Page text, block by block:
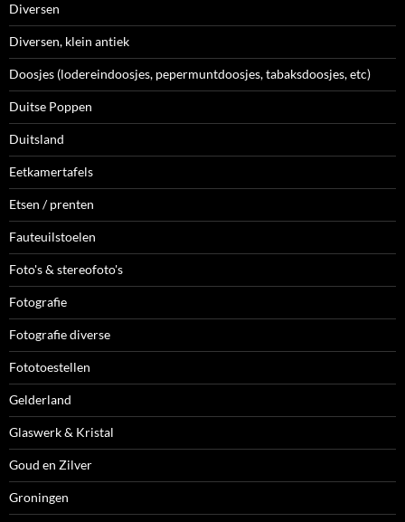
Diversen
Diversen, klein antiek
Doosjes (lodereindoosjes, pepermuntdoosjes, tabaksdoosjes, etc)
Duitse Poppen
Duitsland
Eetkamertafels
Etsen / prenten
Fauteuilstoelen
Foto's & stereofoto's
Fotografie
Fotografie diverse
Fototoestellen
Gelderland
Glaswerk & Kristal
Goud en Zilver
Groningen